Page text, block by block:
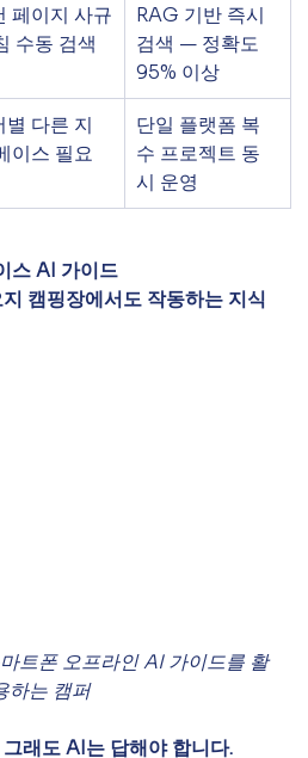
페이지 사규
수동 검색
RAG 기반 즉시
검색 — 정확도
95% 이상
별 다른 지
이스 필요
단일 플랫폼 복
수 프로젝트 동
시 운영
스 AI 가이드
캠핑장에서도 작동하는 지식
트폰 오프라인 AI 가이드를 활
하는 캠퍼
래도 AI는 답해야 합니다.